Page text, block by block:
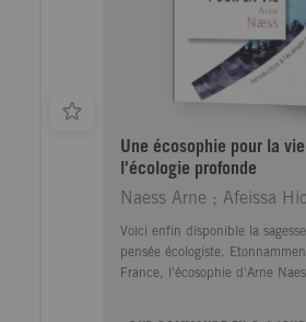
Une écosophie pour la
l'écologie profonde
Voici enfin disponible la
pensée écologiste.
France, l'écosophie d'Arne
accessibles et sensibles. On y